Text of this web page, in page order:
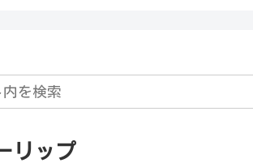
リップ